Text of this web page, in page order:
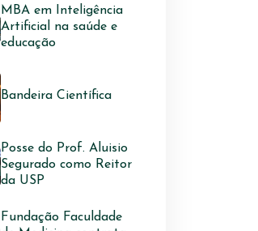
MBA em Inteligência
Artificial na saúde e
educação
Bandeira Científica
Posse do Prof. Aluisio
Segurado como Reitor
da USP
Fundação Faculdade